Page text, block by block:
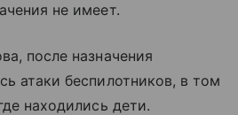
не имеет.
после назначения
атаки беспилотников, в том
находились дети.